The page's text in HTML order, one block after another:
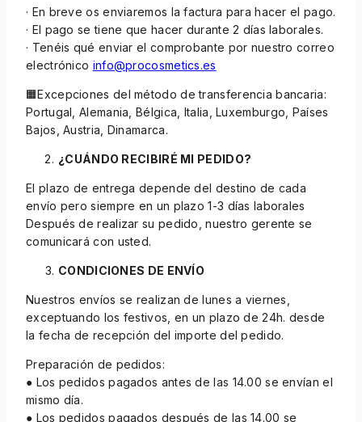
· En breve os enviaremos la factura para hacer el pago.
· El pago se tiene que hacer durante 2 días laborales.
· Tenéis qué enviar el comprobante por nuestro correo
electrónico info@procosmetics.es
🟧Excepciones del método de transferencia bancaria:
Portugal, Alemania, Bélgica, Italia, Luxemburgo, Países
Bajos, Austria, Dinamarca.
¿CUÁNDO RECIBIRÉ MI PEDIDO?
El plazo de entrega depende del destino de cada
envío pero siempre en un plazo 1-3 días laborales
Después de realizar su pedido, nuestro gerente se
comunicará con usted.
CONDICIONES DE ENVÍO
Nuestros envíos se realizan de lunes a viernes,
exceptuando los festivos, en un plazo de 24h. desde
la fecha de recepción del importe del pedido.
Preparación de pedidos:
● Los pedidos pagados antes de las 14.00 se envían el
mismo día.
● Los pedidos pagados después de las 14.00 se